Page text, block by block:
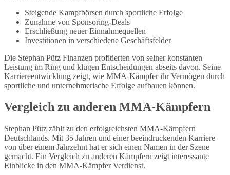
Steigende Kampfbörsen durch sportliche Erfolge
Zunahme von Sponsoring-Deals
Erschließung neuer Einnahmequellen
Investitionen in verschiedene Geschäftsfelder
Die Stephan Pütz Finanzen profitierten von seiner konstanten
Leistung im Ring und klugen Entscheidungen abseits davon. Seine
Karriereentwicklung zeigt, wie MMA-Kämpfer ihr Vermögen durch
sportliche und unternehmerische Erfolge aufbauen können.
Vergleich zu anderen MMA-Kämpfern
Stephan Pütz zählt zu den erfolgreichsten MMA-Kämpfern
Deutschlands. Mit 35 Jahren und einer beeindruckenden Karriere
von über einem Jahrzehnt hat er sich einen Namen in der Szene
gemacht. Ein Vergleich zu anderen Kämpfern zeigt interessante
Einblicke in den MMA-Kämpfer Verdienst.